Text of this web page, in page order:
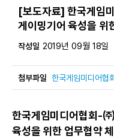
[보도자료] 한국게임
게이밍기어 육성을 위
작성일 2019년 09월 18일
첨부파일 한국게임미디어
한국게임미디어협회-
육성을 위한 업무협약